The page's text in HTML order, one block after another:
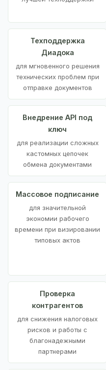
Техподдержка
Диадока
для мгновенного решения
технических проблем при
отправке документов
Внедрение API под
ключ
для реализации сложных
кастомных цепочек
обмена документами
Массовое подписание
для значительной
экономии рабочего
времени при визировании
типовых актов
Проверка
контрагентов
для снижения налоговых
рисков и работы с
благонадежными
партнерами